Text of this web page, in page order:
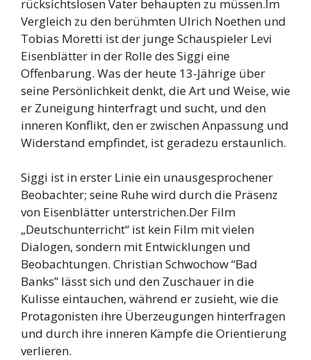
rücksichtslosen Vater behaupten zu müssen.Im
Vergleich zu den berühmten Ulrich Noethen und
Tobias Moretti ist der junge Schauspieler Levi
Eisenblätter in der Rolle des Siggi eine
Offenbarung. Was der heute 13-Jährige über
seine Persönlichkeit denkt, die Art und Weise, wie
er Zuneigung hinterfragt und sucht, und den
inneren Konflikt, den er zwischen Anpassung und
Widerstand empfindet, ist geradezu erstaunlich.
Siggi ist in erster Linie ein unausgesprochener
Beobachter; seine Ruhe wird durch die Präsenz
von Eisenblätter unterstrichen.Der Film
„Deutschunterricht“ ist kein Film mit vielen
Dialogen, sondern mit Entwicklungen und
Beobachtungen. Christian Schwochow “Bad
Banks” lässt sich und den Zuschauer in die
Kulisse eintauchen, während er zusieht, wie die
Protagonisten ihre Überzeugungen hinterfragen
und durch ihre inneren Kämpfe die Orientierung
verlieren.